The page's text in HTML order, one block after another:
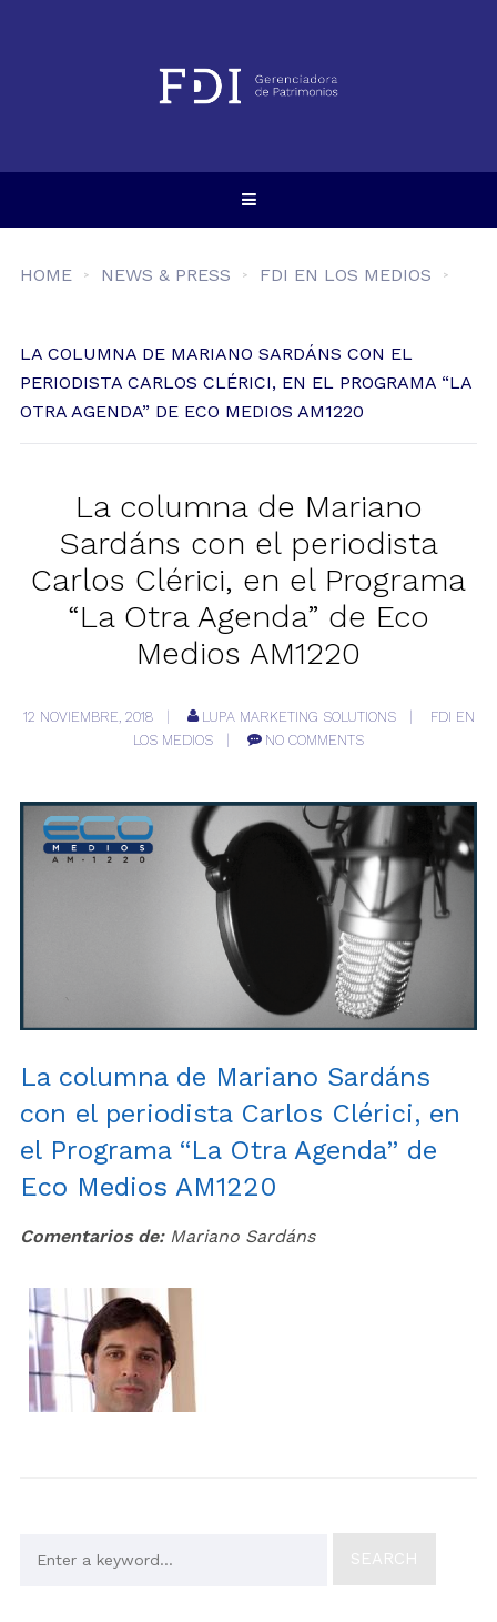
HOME NEWS & PRESS FDI EN LOS MEDIOS
LA COLUMNA DE MARIANO SARDÁNS CON EL
PERIODISTA CARLOS CLÉRICI, EN EL PROGRAMA “LA
OTRA AGENDA” DE ECO MEDIOS AM1220
La columna de Mariano
Sardáns con el periodista
Carlos Clérici, en el Programa
“La Otra Agenda” de Eco
Medios AM1220
12 NOVIEMBRE, 2018 LUPA MARKETING SOLUTIONS
FDI EN
LOS MEDIOS
NO COMMENTS
La columna de Mariano Sardáns
con el periodista Carlos Clérici, en
el Programa “La Otra Agenda” de
Eco Medios AM1220
Comentarios de:Mariano Sardáns